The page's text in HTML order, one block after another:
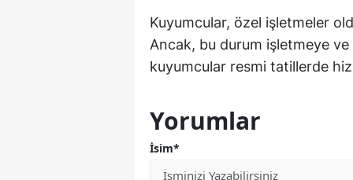
Kuyumcular, özel işletmeler
Ancak, bu durum işletmeye ve
kuyumcular resmi tatillerde
Yorumlar
İsim*